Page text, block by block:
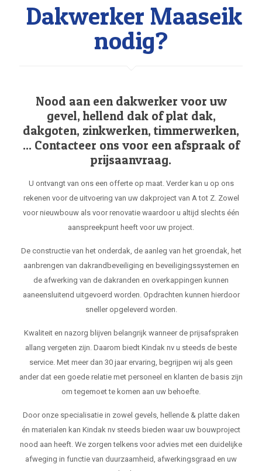
Dakwerker Maaseik
nodig?
Nood aan een dakwerker voor uw
gevel, hellend dak of plat dak,
dakgoten, zinkwerken, timmerwerken,
... Contacteer ons voor een afspraak of
prijsaanvraag.
U ontvangt van ons een offerte op maat. Verder kan u op ons
rekenen voor de uitvoering van uw dakproject van A tot Z. Zowel
voor nieuwbouw als voor renovatie waardoor u altijd slechts één
aanspreekpunt heeft voor uw project.
De constructie van het onderdak, de aanleg van het groendak, het
aanbrengen van dakrandbeveiliging en beveiligingssystemen en
de afwerking van de dakranden en overkappingen kunnen
aaneensluitend uitgevoerd worden. Opdrachten kunnen hierdoor
sneller opgeleverd worden.
Kwaliteit en nazorg blijven belangrijk wanneer de prijsafspraken
allang vergeten zijn. Daarom biedt Kindak nv u steeds de beste
service. Met meer dan 30 jaar ervaring, begrijpen wij als geen
ander dat een goede relatie met personeel en klanten de basis zijn
om tegemoet te komen aan uw behoefte.
Door onze specialisatie in zowel gevels, hellende & platte daken
én materialen kan Kindak nv steeds bieden waar uw bouwproject
nood aan heeft. We zorgen telkens voor advies met een duidelijke
afweging in functie van duurzaamheid, afwerkingsgraad en uw